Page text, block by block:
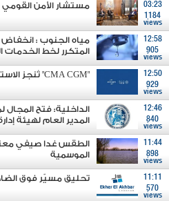
03:23
1184
views
مستشار الأمن القومي
12:58
905
views
مياه الجنوب : انخفاض
المتكرر لخط الخدمات
12:50
929
views
"CMA CGM" تُنجز الاستحواذ على مجموعة فتّال
12:46
840
views
الداخلية: فتح
المدير العام لهيئة
11:44
898
views
الطقس غدا صيفي
الموسمية
11:11
570
views
تحليق مسيّر فوق